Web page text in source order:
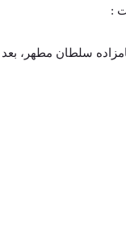
:
سلطان مطهر،